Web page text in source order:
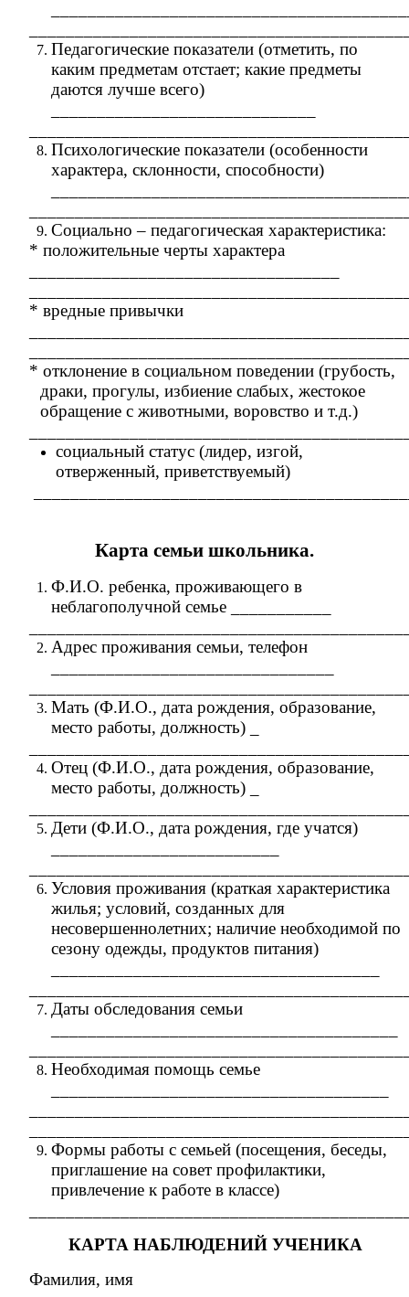
Педагогические показатели (отметить, по
каким предметам отстает; какие предметы
даются лучше всего)
Психологические показатели (особенности
характера, склонности, способности)
Социально – педагогическая характеристика:
* положительные черты характера
* вредные привычки
* отклонение в социальном поведении (грубость,
драки, прогулы, избиение слабых, жестокое
обращение с животными, воровство и т.д.)
социальный статус (лидер, изгой,
отверженный, приветствуемый)
Карта семьи школьника.
Ф.И.О. ребенка, проживающего в
неблагополучной семье ___________
Адрес проживания семьи, телефон
Мать (Ф.И.О., дата рождения, образование,
место работы, должность) _
Отец (Ф.И.О., дата рождения, образование,
место работы, должность) _
Дети (Ф.И.О., дата рождения, где учатся)
Условия проживания (краткая характеристика
жилья; условий, созданных для
несовершеннолетних; наличие необходимой по
сезону одежды, продуктов питания)
Даты обследования семьи
Необходимая помощь семье
Формы работы с семьей (посещения, беседы,
приглашение на совет профилактики,
привлечение к работе в классе)
КАРТА НАБЛЮДЕНИЙ УЧЕНИКА
Фамилия, имя